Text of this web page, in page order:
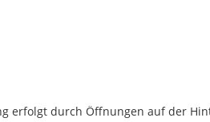
erfolgt durch Öffnungen auf der